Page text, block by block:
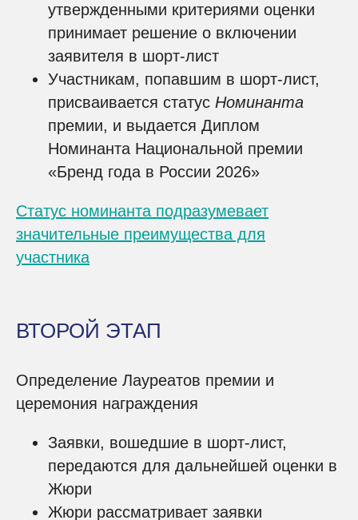
утвержденными критериями оценки
принимает решение о включении
заявителя в шорт-лист
Участникам, попавшим в шорт-лист,
присваивается статус Номинанта
премии, и выдается Диплом
Номинанта Национальной премии
«Бренд года в России 2026»
Статус номинанта подразумевает
значительные преимущества для
участника
ВТОРОЙ ЭТАП
Определение Лауреатов премии и
церемония награждения
Заявки, вошедшие в шорт-лист,
передаются для дальнейшей оценки в
Жюри
Жюри рассматривает заявки